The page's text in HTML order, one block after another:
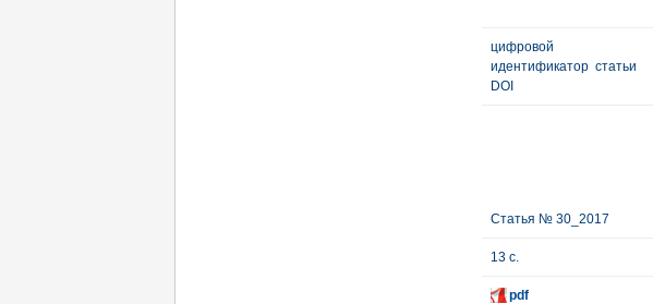
цифровой
идентификатор статьи
DOI
Статья № 30_2017
13 с.
pdf